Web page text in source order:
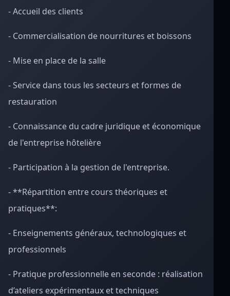
- Accueil des clients
- Commercialisation de nourritures et boissons
- Mise en place de la salle
- Service dans tous les secteurs et formes de
restauration
- Connaissance du cadre juridique et économique
de l'entreprise hôtelière
- Participation à la gestion de l'entreprise.
- **Répartition entre cours théoriques et
pratiques**:
- Enseignements généraux, technologiques et
professionnels
- Pratique professionnelle en seconde : réalisation
d’ateliers expérimentaux et techniques